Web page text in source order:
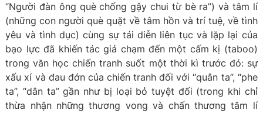
“Người đàn ông què chống gậy chui từ bè ra”) và tâm lí
(những con người què quặt về tâm hồn và trí tuệ, về tình
yêu và tình dục) cùng sự tái diễn liên tục và lặp lại của
bạo lực đã khiến tác giả chạm đến một cấm kị (taboo)
trong văn học chiến tranh suốt một thời kì trước đó: sự
xấu xí và đau đớn của chiến tranh đối với “quân ta”, “phe
ta”, “dân ta” gần như bị loại bỏ tuyệt đối (trong khi chỉ
thừa nhận những thương vong và chấn thương tâm lí